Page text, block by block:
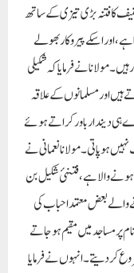
کا فتنہ بڑی تیزی کے ساتھ
اور اسکے پیروکار بھولے
مولانا نے فرمایا کہ شکیلی
اور مسلمانوں کے علاقہ
ہی دیندار باور کراتے ہوئے
ہوپاتی۔ مولانا نعمانی نے
والا ہے، فتنہئ شکیل بن
بعض معتمد احباب کی
پر مساجد میں مقیم ہوجاتے
کردیتے۔ انہوں نے فرمایا